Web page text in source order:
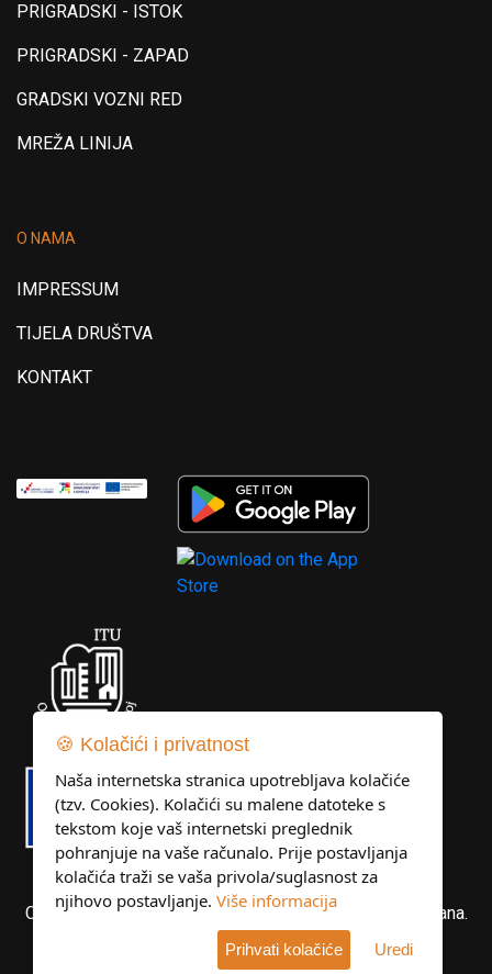
PRIGRADSKI - ISTOK
PRIGRADSKI - ZAPAD
GRADSKI VOZNI RED
MREŽA LINIJA
O NAMA
IMPRESSUM
TIJELA DRUŠTVA
KONTAKT
Copyright © Libertas Dubrovnik d.o.o. Sva prava pridržana.
Developed by KlikIT
🍪 Kolačići i privatnost
Naša internetska stranica upotrebljava kolačiće
(tzv. Cookies). Kolačići su malene datoteke s
tekstom koje vaš internetski preglednik
pohranjuje na vaše računalo. Prije postavljanja
kolačića traži se vaša privola/suglasnost za
njihovo postavljanje. Više informacija
Prihvati kolačiće Uredi